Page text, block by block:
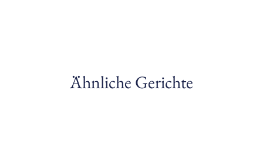
Ähnliche Gerichte